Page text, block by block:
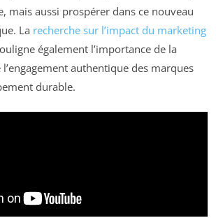
mais aussi prospérer dans ce nouveau
La recherche sur l’impact du marketing
également l’importance de la
authentique des marques
durable.